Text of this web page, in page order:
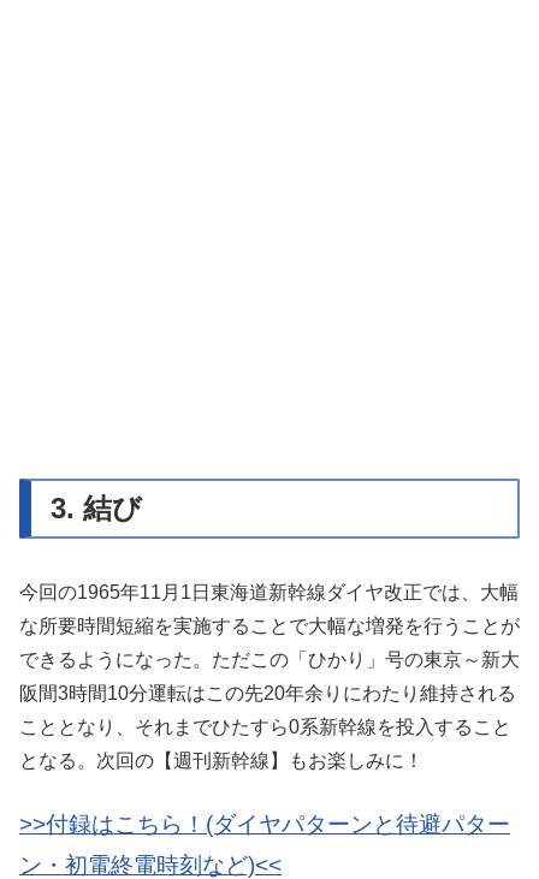
3. 結び
今回の1965年11月1日東海道新幹線ダイヤ改正では、大幅
な所要時間短縮を実施することで大幅な増発を行うことが
できるようになった。ただこの「ひかり」号の東京～新大
阪間3時間10分運転はこの先20年余りにわたり維持される
こととなり、それまでひたすら0系新幹線を投入すること
となる。次回の【週刊新幹線】もお楽しみに！
>>付録はこちら！(ダイヤパターンと待避パター
ン・初電終電時刻など)<<